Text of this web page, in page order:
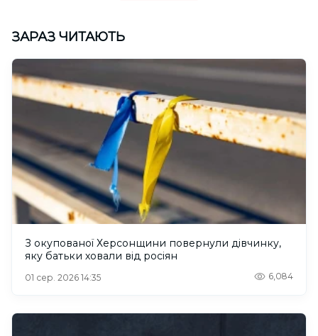
ЗАРАЗ ЧИТАЮТЬ
З окупованої Херсонщини повернули дівчинку,
яку батьки ховали від росіян
01 сер. 2026 14:35 6,084